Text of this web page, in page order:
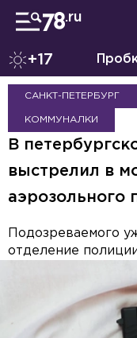
+17
САНКТ-ПЕТЕРБУРГ
КОММУНАЛКИ
В
выстрелил в
аэрозольного
Подозреваемого
отделение